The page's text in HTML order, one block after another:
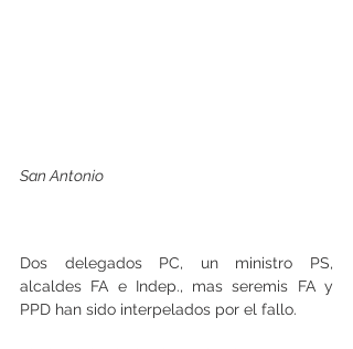
San Antonio
Dos delegados PC, un ministro PS,
alcaldes FA e Indep., mas seremis FA y
PPD han sido interpelados por el fallo.